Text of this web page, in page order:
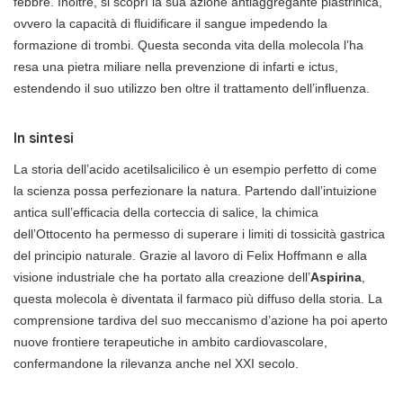
ovvero la capacità di fluidificare il sangue impedendo la
formazione di trombi. Questa seconda vita della molecola l’ha
resa una pietra miliare nella prevenzione di infarti e ictus,
estendendo il suo utilizzo ben oltre il trattamento dell’influenza.
In sintesi
La storia dell’acido acetilsalicilico è un esempio perfetto di come
la scienza possa perfezionare la natura. Partendo dall’intuizione
antica sull’efficacia della corteccia di salice, la chimica
dell’Ottocento ha permesso di superare i limiti di tossicità gastrica
del principio naturale. Grazie al lavoro di Felix Hoffmann e alla
visione industriale che ha portato alla creazione dell’Aspirina
questa molecola è diventata il farmaco più diffuso della storia. La
comprensione tardiva del suo meccanismo d’azione ha poi aperto
nuove frontiere terapeutiche in ambito cardiovascolare,
confermandone la rilevanza anche nel XXI secolo.